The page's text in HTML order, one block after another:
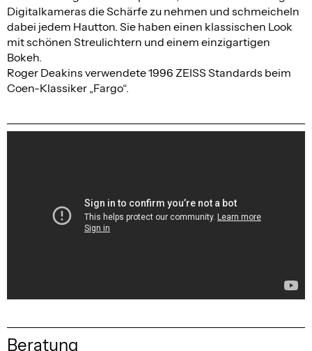
Digitalkameras die Schärfe zu nehmen und schmeicheln
dabei jedem Hautton. Sie haben einen klassischen Look
mit schönen Streulichtern und einem einzigartigen
Bokeh.
Roger Deakins verwendete 1996 ZEISS Standards beim
Coen-Klassiker „Fargo“.
Beratung